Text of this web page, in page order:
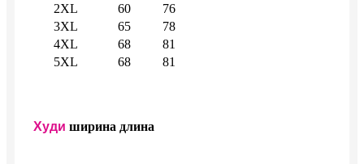
2XL
60
76
3XL
65
78
4XL
68
81
5XL
68 81
Худи ширина длина